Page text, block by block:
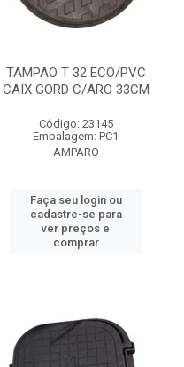
TAMPAO T 32 ECO/PVC
CAIX GORD C/ARO 33CM
Código: 23145
Embalagem: PC1
AMPARO
Faça seu login ou
cadastre-se para
ver preços e
comprar